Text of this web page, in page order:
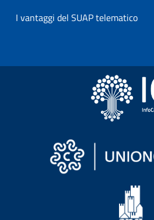
I vantaggi del SUAP telematico